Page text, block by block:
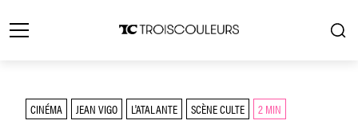
CINÉMA JEAN VIGO L'ATALANTE SCÈNE CULTE 2 MIN